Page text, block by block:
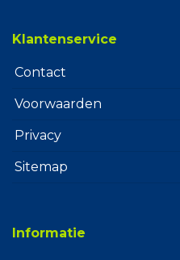
Klantenservice
Contact
Voorwaarden
Privacy
Sitemap
Informatie